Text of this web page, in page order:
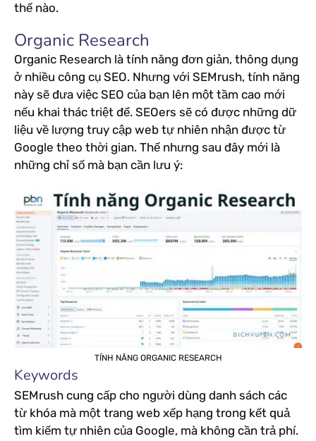
thế nào.
Organic Research
Organic Research là tính năng đơn giản, thông dụng
ở nhiều công cụ SEO. Nhưng với SEMrush, tính năng
này sẽ đưa việc SEO của bạn lên một tầm cao mới
nếu khai thác triệt để. SEOers sẽ có được những dữ
liệu về lượng truy cập web tự nhiên nhận được từ
Google theo thời gian. Thế nhưng sau đây mới là
những chỉ số mà bạn cần lưu ý:
TÍNH NĂNG ORGANIC RESEARCH
Keywords
SEMrush cung cấp cho người dùng danh sách các
từ khóa mà một trang web xếp hạng trong kết quả
tìm kiếm tự nhiên của Google, mà không cần trả phí.